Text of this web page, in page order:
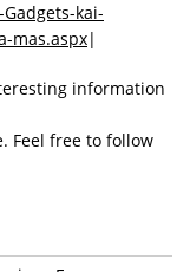
kai-
mas.aspx|
information
Feel free to follow